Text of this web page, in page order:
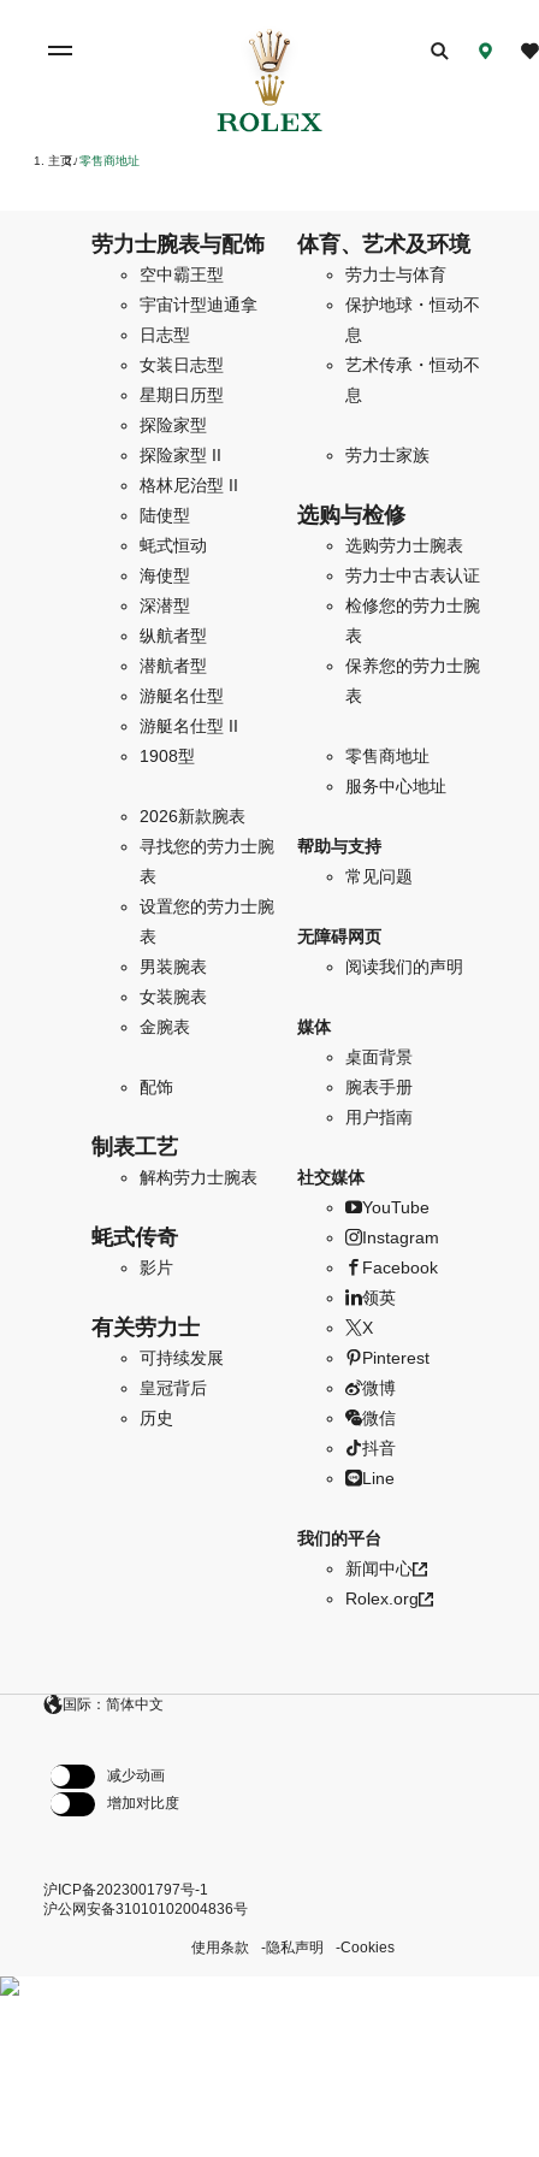
主页/ 零售商地址
劳力士腕表与配饰
空中霸王型
宇宙计型迪通拿
日志型
女装日志型
星期日历型
探险家型
探险家型 II
格林尼治型 II
陆使型
蚝式恒动
海使型
深潜型
纵航者型
潜航者型
游艇名仕型
游艇名仕型 II
1908型
2026新款腕表
寻找您的劳力士腕
表
设置您的劳力士腕
表
男装腕表
女装腕表
金腕表
配饰
制表工艺
解构劳力士腕表
蚝式传奇
影片
有关劳力士
可持续发展
皇冠背后
历史
体育、艺术及环境
劳力士与体育
保护地球・恒动不
息
艺术传承・恒动不
息
劳力士家族
选购与检修
选购劳力士腕表
劳力士中古表认证
检修您的劳力士腕
表
保养您的劳力士腕
表
零售商地址
服务中心地址
帮助与支持
常见问题
无障碍网页
阅读我们的声明
媒体
桌面背景
腕表手册
用户指南
社交媒体
YouTube
Instagram
Facebook
领英
X
Pinterest
微博
微信
抖音
Line
我们的平台
新闻中心
Rolex.org
国际：简体中文
减少动画
增加对比度
沪ICP备2023001797号-1
沪公网安备31010102004836号
使用条款 隐私声明 Cookies